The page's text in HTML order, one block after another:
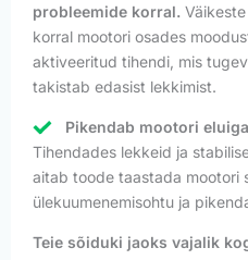
probleemide korral.
korral mootori osades
aktiveeritud tihendi, mis
takistab edasist lekkimist.
Pikendab mootori
Tihendades lekkeid ja
aitab toode taastada mootori
ülekuumenemisohtu ja
Teie sõiduki jaoks vajalik